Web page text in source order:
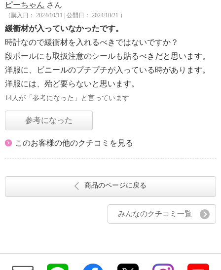
ピーちゃん さん
（購入日： 2024/10/11 | 公開日： 2024/10/21 ）
緩衝材が入っていなかったです。
時計なので緩衝材を入れるべきではないですか？
段ボールにも取扱注意のシールも貼るべきだと思います。
洋服に、ビニールのプチプチが入っている時があります。
洋服には、殆ど要らないと思います。
14人が「参考になった」と言っています
参考になった
このお客様の他のクチコミを見る
商品のページに戻る
みんなのクチコミ一覧